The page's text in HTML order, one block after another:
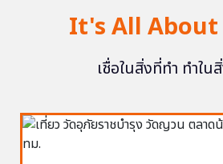
It's All
เชื่อในสิ่งที่ทำ ทำใน